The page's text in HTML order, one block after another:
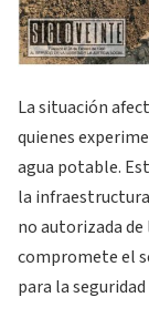
La situación
quienes
agua potable.
la
no autorizada
compromete el
para la